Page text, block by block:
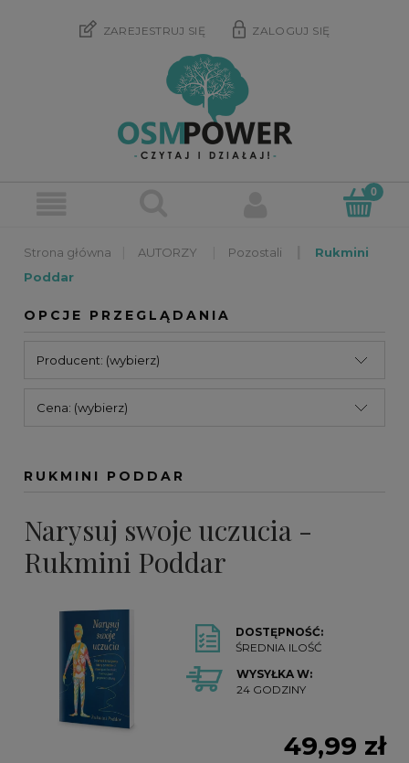
ZAREJESTRUJ SIĘ ZALOGUJ SIĘ
AUTORZY Pozostali
Rukmini
Poddar
OPCJE PRZEGLĄDANIA
Producent: (wybierz)
Cena: (wybierz)
RUKMINI PODDAR
Narysuj swoje uczucia -
Rukmini Poddar
DOSTĘPNOŚĆ:
ŚREDNIA ILOŚĆ
WYSYŁKA W:
24 GODZINY
49,99 zł